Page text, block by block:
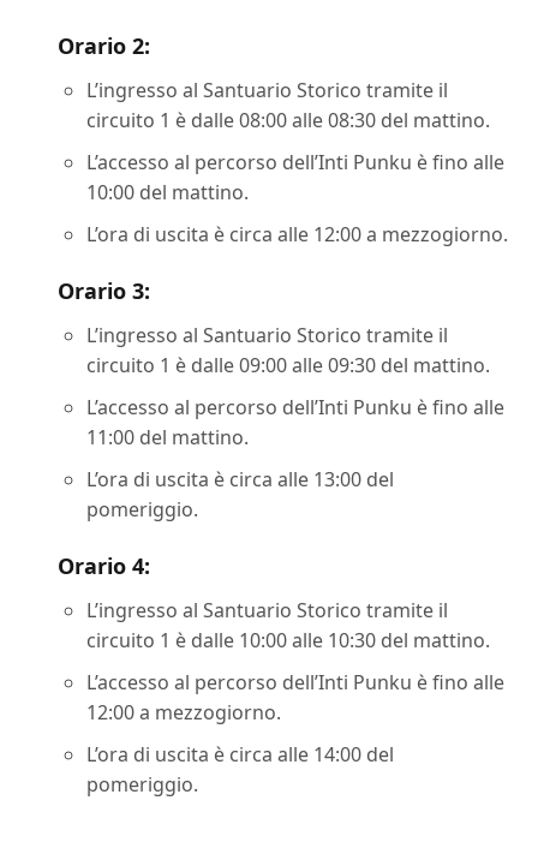
Orario 2:
L’ingresso al Santuario Storico tramite il
circuito 1 è dalle 08:00 alle 08:30 del mattino.
L’accesso al percorso dell’Inti Punku è fino alle
10:00 del mattino.
L’ora di uscita è circa alle 12:00 a mezzogiorno.
Orario 3:
L’ingresso al Santuario Storico tramite il
circuito 1 è dalle 09:00 alle 09:30 del mattino.
L’accesso al percorso dell’Inti Punku è fino alle
11:00 del mattino.
L’ora di uscita è circa alle 13:00 del
pomeriggio.
Orario 4:
L’ingresso al Santuario Storico tramite il
circuito 1 è dalle 10:00 alle 10:30 del mattino.
L’accesso al percorso dell’Inti Punku è fino alle
12:00 a mezzogiorno.
L’ora di uscita è circa alle 14:00 del
pomeriggio.